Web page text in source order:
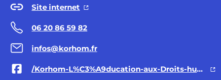
Site internet
06 20 86 59 82
infos@korhom.fr
/Korhom-L%C3%A9ducation-aux-Droits-humains-146831085410527